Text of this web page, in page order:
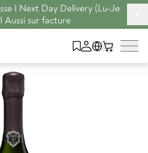
I Next Day Delivery (Lu-Je
Aussi sur facture